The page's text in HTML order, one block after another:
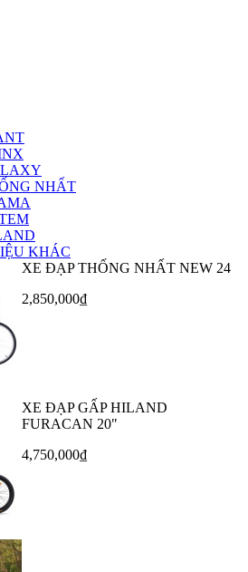
NHẤT
KHÁC
XE ĐẠP THỐNG NHẤT NEW 24
2,850,000₫
XE ĐẠP GẤP HILAND
FURACAN 20"
4,750,000₫